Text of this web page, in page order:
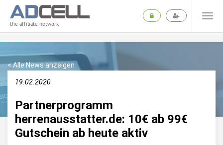
the affiliate network
< Alle News anzeigen
19.02.2020
Partnerprogramm
herrenausstatter.de: 10€ ab 99€
Gutschein ab heute aktiv